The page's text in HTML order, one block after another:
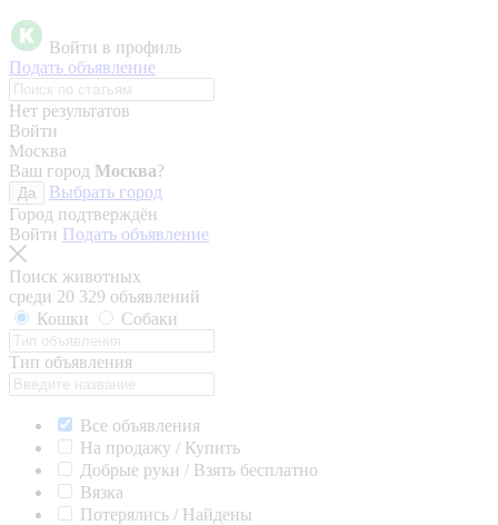
Войти в профиль
Подать объявление
Нет результатов
Войти
Москва
Ваш город Москва?
Да
Выбрать город
Город подтверждён
Войти Подать объявление
Поиск животных
среди 20 329 объявлений
Кошки
Собаки
Тип объявления
Все объявления
На продажу / Купить
Добрые руки / Взять бесплатно
Вязка
Потерялись / Найдены